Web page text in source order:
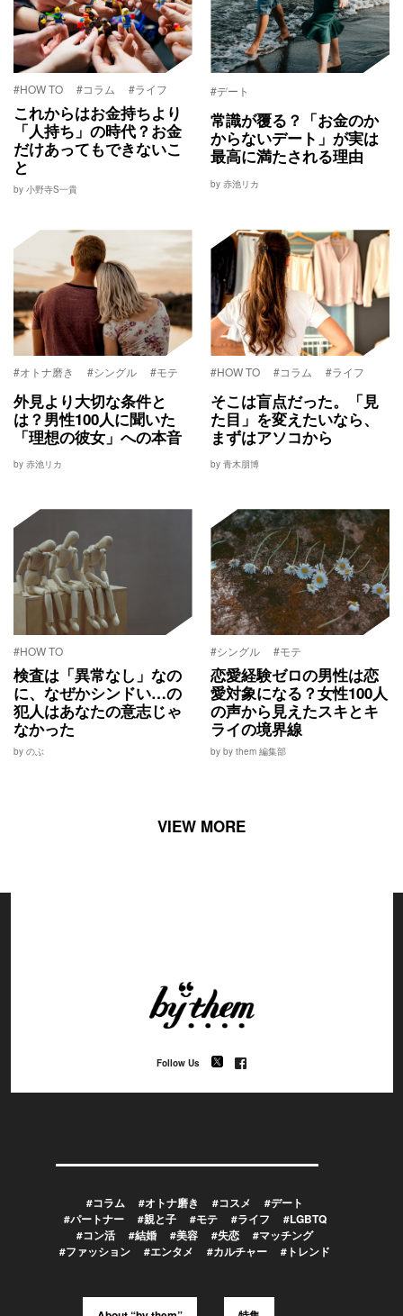
#HOW TO #コラム #ライフ
これからはお金持ちより
「人持ち」の時代？お金
だけあってもできないこ
と
by 小野寺S一貴
#デート
常識が覆る？「お金のか
からないデート」が実は
最高に満たされる理由
by 赤池リカ
#オトナ磨き #シングル #モテ
外見より大切な条件と
は？男性100人に聞いた
「理想の彼女」への本音
by 赤池リカ
#HOW TO #コラム #ライフ
そこは盲点だった。「見
た目」を変えたいなら、
まずはアソコから
by 青木朋博
#HOW TO
検査は「異常なし」なの
に、なぜかシンドい…の
犯人はあなたの意志じゃ
なかった
by のぶ
#シングル #モテ
恋愛経験ゼロの男性は恋
愛対象になる？女性100人
の声から見えたスキとキ
ライの境界線
by by them 編集部
VIEW MORE
Follow Us
#コラム #オトナ磨き #コスメ
#デート
#パートナー
#親と子 #モテ #ライフ
#LGBTQ
#コン活
#結婚 #美容 #失恋
#マッチング
#ファッション
#エンタメ #カルチャー #トレンド